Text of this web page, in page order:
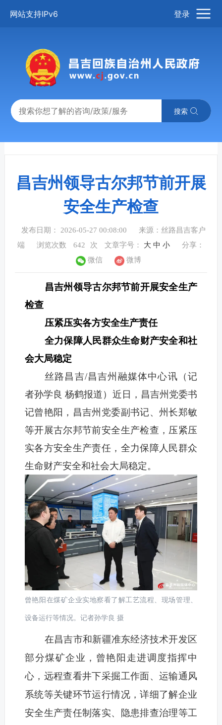
网站支持IPv6 登录
搜索
昌吉州领导古尔邦节前开展
安全生产检查
发布日期： 2026-05-27 00:08:00
来源：丝路昌吉客户
端
浏览次数 642 次 文章字号： 大 中 小
分享：
微信
微博
昌吉州领导古尔邦节前开展安全生产
检查
压紧压实各方安全生产责任
全力保障人民群众生命财产安全和社
会大局稳定
丝路昌吉/昌吉州融媒体中心讯（记
者孙学良 杨鹤报道） 近日，昌吉州党委书
记曾艳阳，昌吉州党委副书记、州长郑敏
等开展古尔邦节前安全生产检查，压紧压
实各方安全生产责任，全力保障人民群众
生命财产安全和社会大局稳定。
曾艳阳在煤矿企业实地察看了解工艺流程、现场管理、
设备运行等情况。记者孙学良 摄
在昌吉市和新疆准东经济技术开发区
部分煤矿企业，曾艳阳走进调度指挥中
心，远程查看井下采掘工作面、运输通风
系统等关键环节运行情况，详细了解企业
安全生产责任制落实、隐患排查治理等工